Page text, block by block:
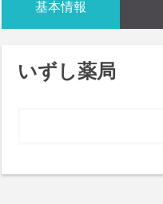
基本情報
いずし薬局